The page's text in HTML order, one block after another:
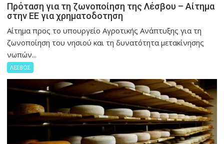
Πρόταση για τη ζωνοποίηση της Λέσβου – Αίτημα
στην ΕΕ για χρηματοδοτηση
Αίτημα προς το υπουργείο Αγροτικής Ανάπτυξης για τη
ζωνοποίηση του νησιού και τη δυνατότητα μετακίνησης
νωπών...
ΛΕΣΒΟΣ